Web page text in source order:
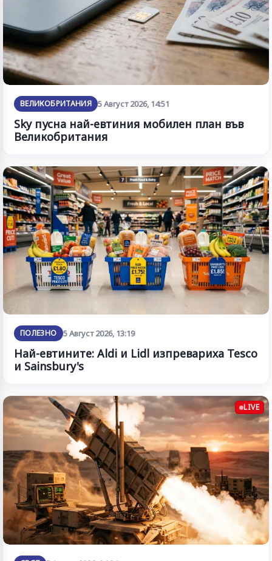
ВЕЛИКОБРИТАНИЯ 5 Август 2026, 14:51
Sky пусна най-евтиния мобилен план във
Великобритания
ПОЛЕЗНО 5 Август 2026, 13:19
Най-евтините: Aldi и Lidl изпревариха Tesco
и Sainsbury's
LIVE